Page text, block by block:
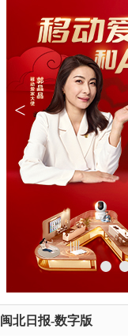
闽北日报-数字版